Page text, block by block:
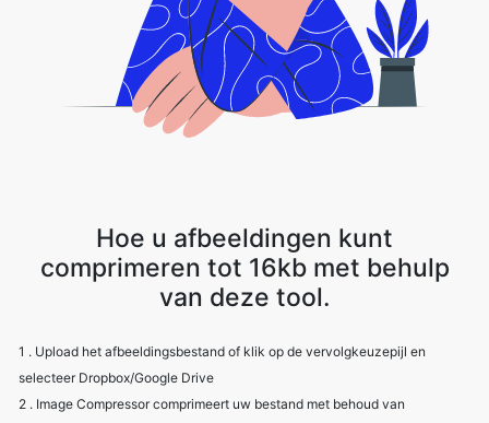
1 . Upload het afbeeldingsbestand of klik op de vervolgkeuzepijl en
selecteer Dropbox/Google Drive
3 . Download het afbeeldingsbestand met de downloadoptie.